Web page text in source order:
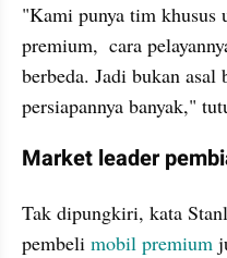
"Kami punya tim khusus
premium,  cara
berbeda. Jadi bukan
persiapannya banyak,"
Market leader
Tak dipungkiri, kata
pembeli mobil premium